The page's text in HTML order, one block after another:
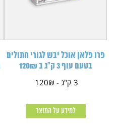
פרו פלאן אוכל יבש לגורי חתולים
בטעם עוף 3 ק"ג ב 120₪
3 ק"ג - 120₪
למידע על המוצר